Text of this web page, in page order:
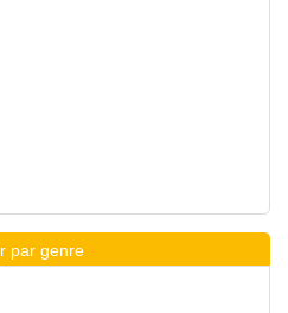
par genre